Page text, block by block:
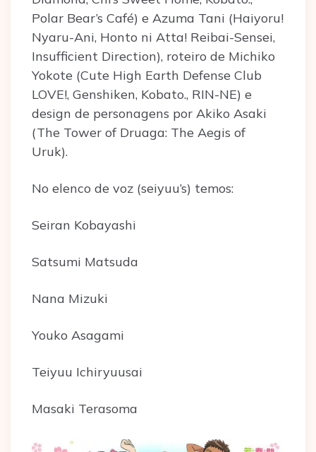
Polar Bear’s Café) e Azuma Tani (Haiyoru!
Nyaru-Ani, Honto ni Atta! Reibai-Sensei,
Insufficient Direction), roteiro de Michiko
Yokote (Cute High Earth Defense Club
LOVE!, Genshiken, Kobato., RIN-NE) e
design de personagens por Akiko Asaki
(The Tower of Druaga: The Aegis of
Uruk).
No elenco de voz (seiyuu’s) temos:
Seiran Kobayashi
Satsumi Matsuda
Nana Mizuki
Youko Asagami
Teiyuu Ichiryuusai
Masaki Terasoma